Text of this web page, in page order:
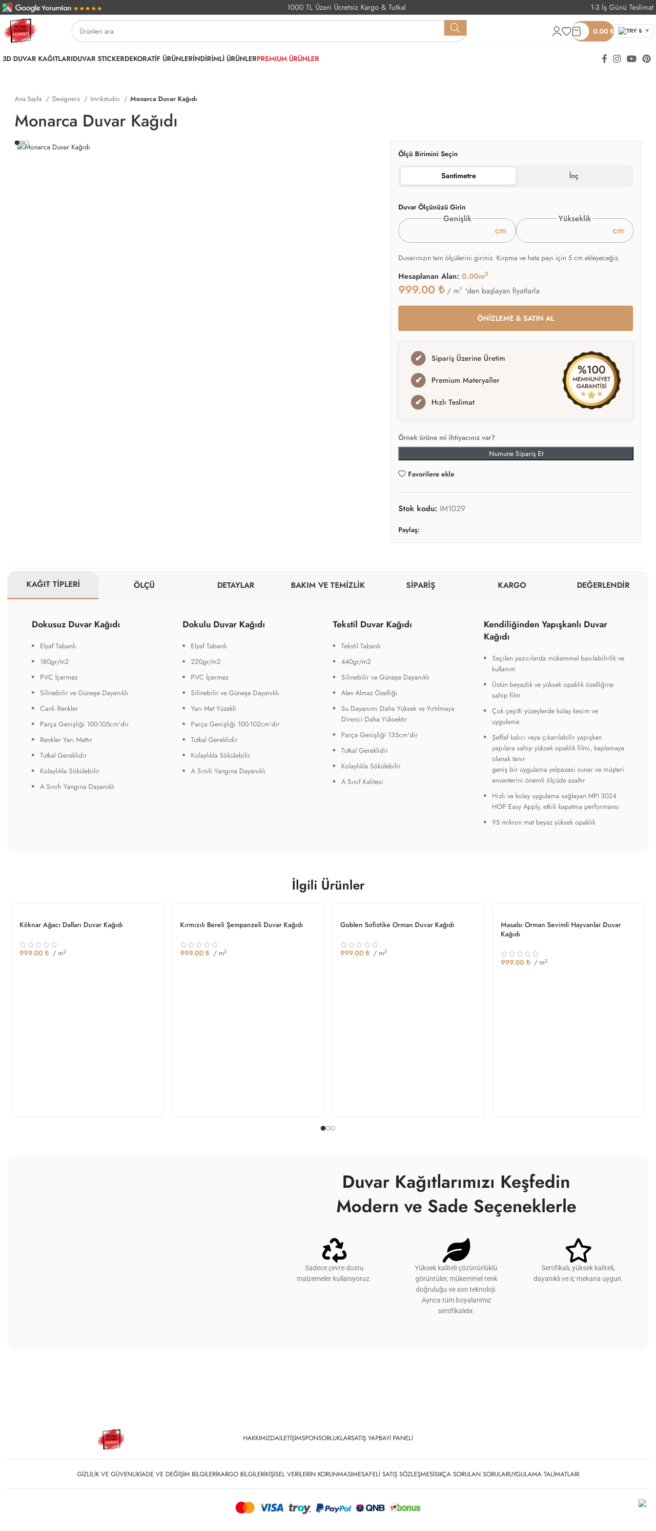
1000 TL Üzeri Ücretsiz Kargo & Tutkal 1-3 İş Günü Teslimat
0.00 ₺ TRY ₺ ▼
3D DUVAR KAĞITLARIDUVAR STICKERDEKORATİF ÜRÜNLERİNDİRİMLİ ÜRÜNLERPREMIUM ÜRÜNLER
Ana Sayfa Designers Imrikstudio Monarca Duvar Kağıdı
Monarca Duvar Kağıdı
Ölçü Birimini Seçin
Santimetre İnç
Duvar Ölçünüzü Girin
Genişlik
cm
Yükseklik
cm
Duvarınızın tam ölçülerini giriniz. Kırpma ve hata payı için 5 cm ekleyeceğiz.
Hesaplanan Alan:0.00m2
999.00₺ / m2 'den başlayan fiyatlarla
ÖNİZLEME & SATIN AL
✔ Sipariş Üzerine Üretim
✔ Premium Materyaller
✔ Hızlı Teslimat
Örnek ürüne mi ihtiyacınız var?
Numune Sipariş Et
Favorilere ekle
Stok kodu: IM1029
Paylaş:
KAĞIT TİPLERİ ÖLÇÜ DETAYLAR BAKIM VE TEMİZLİK SİPARİŞ KARGO DEĞERLENDİR
Dokusuz Duvar Kağıdı
Elyaf Tabanlı
180gr/m2
PVC İçermez
Silinebilir ve Güneşe Dayanıklı
Canlı Renkler
Parça Genişliği 100-105cm'dir
Renkler Yarı Mattır
Tutkal Gereklidir
Kolaylıkla Sökülebilir
A Sınıfı Yangına Dayanıklı
Dokulu Duvar Kağıdı
Elyaf Tabanlı
220gr/m2
PVC İçermez
Silinebilir ve Güneşe Dayanıklı
Yarı Mat Yüzekli
Parça Genişliği 100-102cm'dir
Tutkal Gereklidir
Kolaylıkla Sökülebilir
A Sınıfı Yangına Dayanıklı
Tekstil Duvar Kağıdı
Tekstil Tabanlı
440gr/m2
Silinebilir ve Güneşe Dayanıklı
Alev Almaz Özelliği
Su Dayanımı Daha Yüksek ve Yırtılmaya
Direnci Daha Yüksektir
Parça Genişliği 135cm'dir
Tutkal Gereklidir
Kolaylıkla Sökülebilir
A Sınıf Kalitesi
Kendiliğinden Yapışkanlı Duvar
Kağıdı
Seçilen yazıcılarda mükemmel basılabilirlik ve
kullanım
Üstün beyazlık ve yüksek opaklık özelliğine
sahip film
Çok çeşitli yüzeylerde kolay kesim ve
uygulama
Şeffaf kalıcı veya çıkarılabilir yapışkan
yapılara sahip yüksek opaklık filmi, kaplamaya
olanak tanır
geniş bir uygulama yelpazesi sunar ve müşteri
envanterini önemli ölçüde azaltır
Hızlı ve kolay uygulama sağlayan MPI 3024
HOP Easy Apply, etkili kapatma performansı
95 mikron mat beyaz yüksek opaklık
İlgili Ürünler
Köknar Ağacı Dalları Duvar Kağıdı
999.00 ₺ / m2
Kırmızılı Bereli Şempanzeli Duvar Kağıdı
999.00 ₺ / m2
Goblen Sofistike Orman Duvar Kağıdı
999.00 ₺ / m2
Masalsı Orman Sevimli Hayvanlar Duvar
Kağıdı
999.00 ₺ / m2
Duvar Kağıtlarımızı Keşfedin
Modern ve Sade Seçeneklerle
Sadece çevre dostu
malzemeler kullanıyoruz.
Yüksek kaliteli çözünürlüklü
görüntüler, mükemmel renk
doğruluğu ve son teknoloji.
Ayrıca tüm boyalarımız
sertifikalıdır.
Sertifikalı, yüksek kaliteli,
dayanıklı ve iç mekana uygun.
HAKKIMIZDAİLETIŞIMSPONSORLUKLARSATIŞ YAPBAYI PANELI
GIZLILIK VE GÜVENLIKİADE VE DEĞIŞIM BILGILERIKARGO BILGILERIKIŞISEL VERILERIN KORUNMASIMESAFELI SATIŞ SÖZLEŞMESISIKÇA SORULAN SORULARUYGULAMA TALIMATLARI